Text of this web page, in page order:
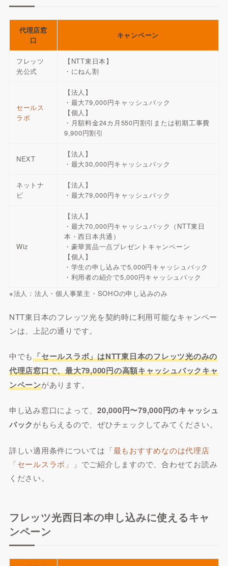
代理店窓
口
キャンペーン
フレッツ
光公式
【NTT東日本】
・にねん割
セールス
ラボ
【法人】
・最大79,000円キャッシュバック
【個人】
・月額料金24カ月550円割引または初期工事費
9,900円割引
NEXT
【法人】
・最大30,000円キャッシュバック
ネットナ
ビ
【法人】
・最大79,000円キャッシュバック
Wiz
【法人】
・最大70,000円キャッシュバック（NTT東日
本・西日本共通）
・豪華賞品一点プレゼントキャンペーン
【個人】
・学生の申し込みで5,000円キャッシュバック
・利用者の紹介で5,000円キャッシュバック
※法人：法人・個人事業主・SOHOの申し込みのみ
NTT東日本のフレッツ光を契約時に利用可能なキャンペー
ンは、上記の通りです。
中でも「セールスラボ」はNTT東日本のフレッツ光のみの
代理店窓口で、最大79,000円の高額キャッシュバックキャ
ンペーンがあります。
申し込み窓口によって、20,000円〜79,000円のキャッシュ
バックがもらえるので、ぜひチェックしてみてください。
詳しい適用条件については「最もおすすめなのは代理店
「セールスラボ」
」でご紹介しますので、合わせてお読み
ください。
フレッツ光西日本の申し込みに使えるキャ
ンペーン